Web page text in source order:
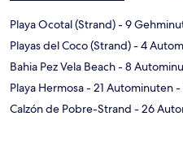
Playa Ocotal (Strand)- 9
Playas del Coco (Strand)- 4
Bahia Pez Vela Beach- 8
Playa Hermosa- 21 Autominuten-
Calzón de Pobre-Strand - 26